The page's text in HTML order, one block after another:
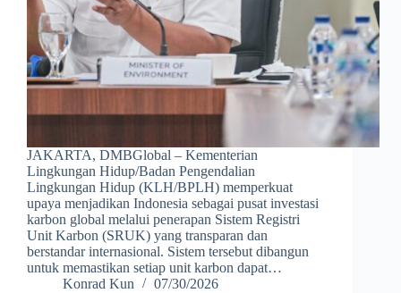
JAKARTA, DMBGlobal – Kementerian
Lingkungan Hidup/Badan Pengendalian
Lingkungan Hidup (KLH/BPLH) memperkuat
upaya menjadikan Indonesia sebagai pusat investasi
karbon global melalui penerapan Sistem Registri
Unit Karbon (SRUK) yang transparan dan
berstandar internasional. Sistem tersebut dibangun
untuk memastikan setiap unit karbon dapat…
Konrad Kun
07/30/2026